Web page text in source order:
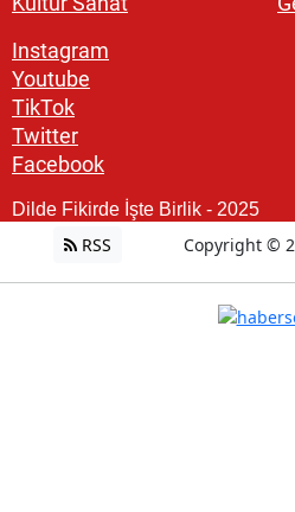
Instagram
Youtube
TikTok
Twitter
Facebook
Dilde Fikirde İşte Birlik - 2025
RSS Copyright ©